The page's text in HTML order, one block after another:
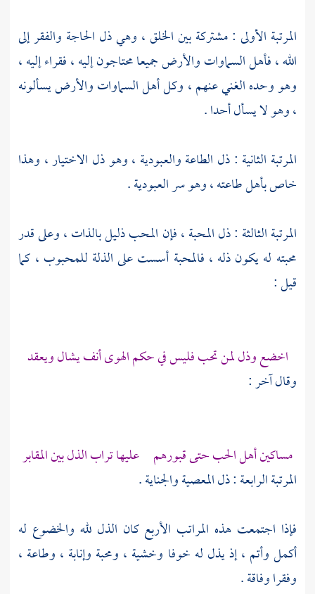
المرتبة الأولى : مشتركة بين الخلق ، وهي ذل الحاجة والفقر إلى
الله ، فأهل السماوات والأرض جميعا محتاجون إليه ، فقراء إليه ،
وهو وحده الغني عنهم ، وكل أهل السماوات والأرض يسألونه
، وهو لا يسأل أحدا .
المرتبة الثانية : ذل الطاعة والعبودية ، وهو ذل الاختيار ، وهذا
خاص بأهل طاعته ، وهو سر العبودية .
المرتبة الثالثة : ذل المحبة ، فإن المحب ذليل بالذات ، وعلى قدر
محبته له يكون ذله ، فالمحبة أسست على الذلة للمحبوب ، كما
قيل :
اخضع وذل لمن تحب فليس في حكم الهوى أنف يشال ويعقد
وقال آخر :
مساكين أهل الحب حتى قبورهم عليها تراب الذل بين المقابر
المرتبة الرابعة : ذل المعصية والجناية .
فإذا اجتمعت هذه المراتب الأربع كان الذل لله والخضوع له
أكمل وأتم ، إذ يذل له خوفا وخشية ، ومحبة وإنابة ، وطاعة ،
وفقرا وفاقة .